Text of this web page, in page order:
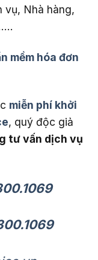
vụ, Nhà hàng,
mềm hóa đơn
miễn phí khởi
, quý độc giả
tư vấn dịch vụ